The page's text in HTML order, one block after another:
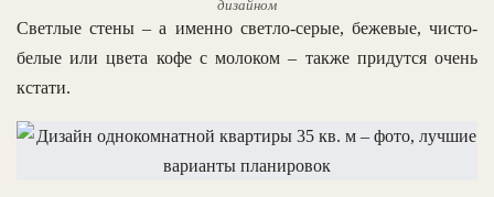
дизайном
Светлые стены – а именно светло-серые, бежевые, чисто-
белые или цвета кофе с молоком – также придутся очень
кстати.